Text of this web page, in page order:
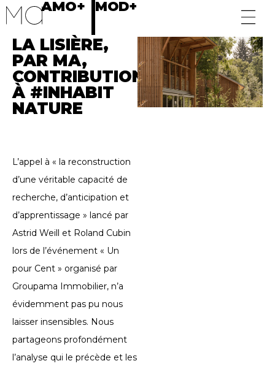
AMO+ MOD+
LA LISIÈRE,
PAR MA,
CONTRIBUTION
À #INHABIT
NATURE
L’appel à « la reconstruction
d’une véritable capacité de
recherche, d’anticipation et
d’apprentissage » lancé par
Astrid Weill et Roland Cubin
lors de l’événement « Un
pour Cent » organisé par
Groupama Immobilier, n’a
évidemment pas pu nous
laisser insensibles. Nous
partageons profondément
l’analyse qui le précède et les